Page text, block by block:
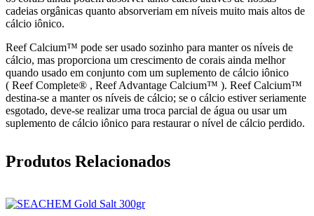
cadeias orgânicas quanto absorveriam em níveis muito mais altos de
cálcio iônico.
Reef Calcium™ pode ser usado sozinho para manter os níveis de
cálcio, mas proporciona um crescimento de corais ainda melhor
quando usado em conjunto com um suplemento de cálcio iônico
( Reef Complete® , Reef Advantage Calcium™ ). Reef Calcium™
destina-se a manter os níveis de cálcio; se o cálcio estiver seriamente
esgotado, deve-se realizar uma troca parcial de água ou usar um
suplemento de cálcio iônico para restaurar o nível de cálcio perdido.
Produtos Relacionados